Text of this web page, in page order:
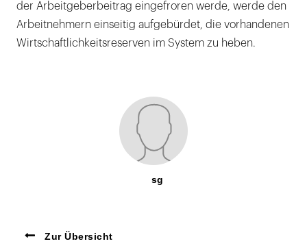
der Arbeitgeberbeitrag eingefroren werde, werde den
Arbeitnehmern einseitig aufgebürdet, die vorhandenen
Wirtschaftlichkeitsreserven im System zu heben.
sg
Zur Übersicht